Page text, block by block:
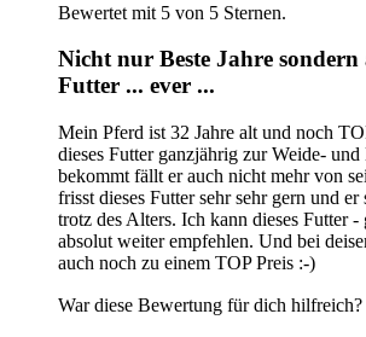
Bewertet mit 5 von 5 Sternen.
Nicht nur Beste Jahre sondern
Futter ... ever ...
Mein Pferd ist 32 Jahre alt und noch
dieses Futter ganzjährig zur Weide-
bekommt fällt er auch nicht mehr von
frisst dieses Futter sehr sehr gern und er
trotz des Alters. Ich kann dieses Futter -
absolut weiter empfehlen. Und bei
auch noch zu einem TOP Preis :-)
War diese Bewertung für dich hilfreich?